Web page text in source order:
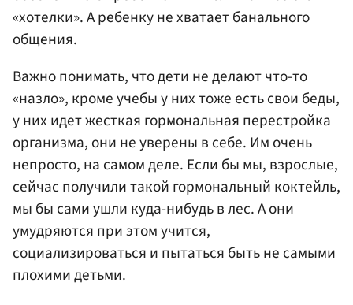
«хотелки». А ребенку не хватает банального
общения.
Важно понимать, что дети не делают что-то
«назло», кроме учебы у них тоже есть свои беды,
у них идет жесткая гормональная перестройка
организма, они не уверены в себе. Им очень
непросто, на самом деле. Если бы мы, взрослые,
сейчас получили такой гормональный коктейль,
мы бы сами ушли куда-нибудь в лес. А они
умудряются при этом учится,
социализироваться и пытаться быть не самыми
плохими детьми.